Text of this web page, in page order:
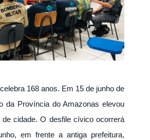
168 anos. Em 15 de junho de
da Província do Amazonas elevou
de cidade. O desfile cívico ocorrerá
em frente a antiga prefeitura,